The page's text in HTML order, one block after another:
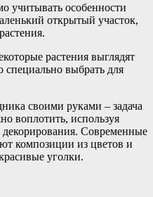
учитывать особенности
открытый участок,
растения выглядят
выбрать для
своими руками – задача
воплотить, используя
Современные
композиции из цветов и
уголки.